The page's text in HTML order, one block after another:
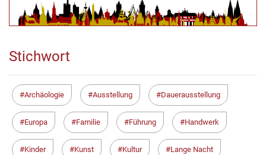
Stichwort
Archäologie Ausstellung Dauerausstellung
Europa Familie Führung Handwerk
Kinder Kunst Kultur Lange Nacht